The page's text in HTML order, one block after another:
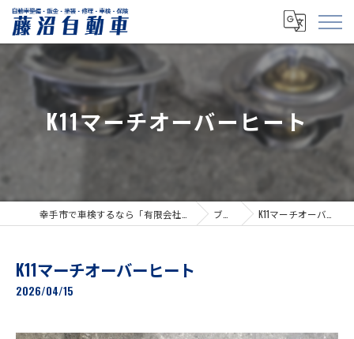
K11マーチオーバーヒート
ブログ K11マーチオーバーヒート
K11マーチオーバーヒート
2026/04/15